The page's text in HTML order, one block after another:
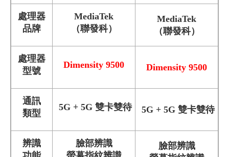
處理器
品牌
MediaTek
（聯發科）
MediaTek
（聯發科）
處理器
型號
Dimensity 9500 Dimensity 9500
通訊
類型
5G + 5G 雙卡雙待 5G + 5G 雙卡雙待
辨識
臉部辨識
臉部辨識